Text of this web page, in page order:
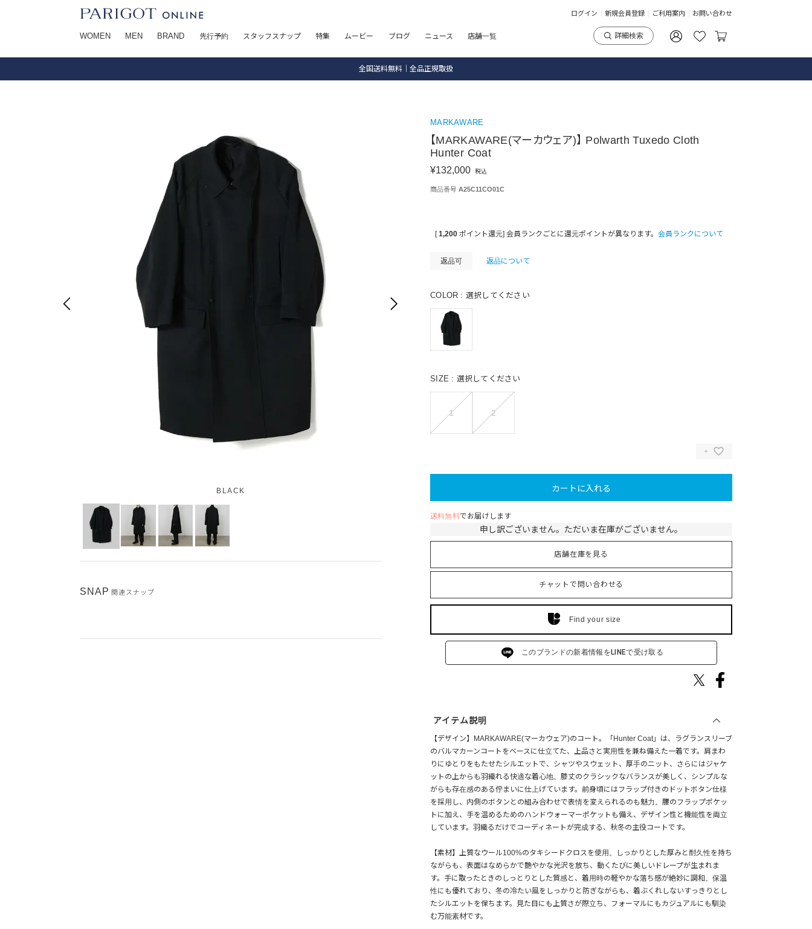
ログイン 新規会員登録 ご利用案内 お問い合わせ
WOMEN MEN BRAND 先行予約 スタッフスナップ 特集 ムービー ブログ ニュース 店舗一覧 詳細検索
8.5 wedに会員プログラムが生まれ変わります！
BLACK
SNAP 関連スナップ
MARKAWARE
【MARKAWARE(マーカウェア)】 Polwarth Tuxedo Cloth
Hunter Coat
¥132,000 税込
商品番号 A25C11CO01C
[ 1,200 ポイント還元] 会員ランクごとに還元ポイントが異なります。 会員ランクについて
返品可 返品について
COLOR 選択してください
SIZE 選択してください
1 2
カートに入れる
送料無料でお届けします
申し訳ございません。ただいま在庫がございません。
店舗在庫を見る
チャットで問い合わせる
Find your size
このブランドの新着情報をLINEで受け取る
アイテム説明
【デザイン】MARKAWARE(マーカウェア)のコート。「Hunter Coat」は、ラグランスリーブ
のバルマカーンコートをベースに仕立てた、上品さと実用性を兼ね備えた一着です。肩まわ
りにゆとりをもたせたシルエットで、シャツやスウェット、厚手のニット、さらにはジャケ
ットの上からも羽織れる快適な着心地。膝丈のクラシックなバランスが美しく、シンプルな
がらも存在感のある佇まいに仕上げています。前身頃にはフラップ付きのドットボタン仕様
を採用し、内側のボタンとの組み合わせで表情を変えられるのも魅力。腰のフラップポケッ
トに加え、手を温めるためのハンドウォーマーポケットも備え、デザイン性と機能性を両立
しています。羽織るだけでコーディネートが完成する、秋冬の主役コートです。
【素材】上質なウール100%のタキシードクロスを使用。しっかりとした厚みと耐久性を持ち
ながらも、表面はなめらかで艶やかな光沢を放ち、動くたびに美しいドレープが生まれま
す。手に取ったときのしっとりとした質感と、着用時の軽やかな落ち感が絶妙に調和。保温
性にも優れており、冬の冷たい風をしっかりと防ぎながらも、着ぶくれしないすっきりとし
たシルエットを保ちます。見た目にも上質さが際立ち、フォーマルにもカジュアルにも馴染
む万能素材です。